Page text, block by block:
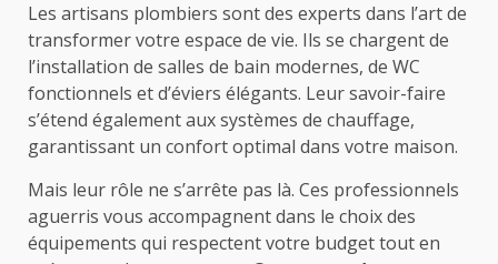
Les artisans plombiers sont des experts dans l’art de
transformer votre espace de vie. Ils se chargent de
l’installation de salles de bain modernes, de WC
fonctionnels et d’éviers élégants. Leur savoir-faire
s’étend également aux systèmes de chauffage,
garantissant un confort optimal dans votre maison.
Mais leur rôle ne s’arrête pas là. Ces professionnels
aguerris vous accompagnent dans le choix des
équipements qui respectent votre budget tout en